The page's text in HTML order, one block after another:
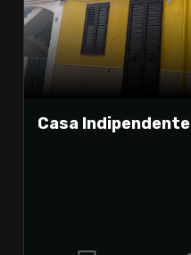
Casa Indipendente